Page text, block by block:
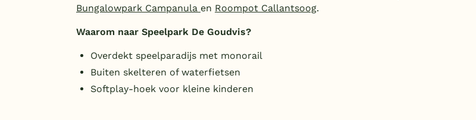
Bungalowpark Campanula en Roompot Callantsoog.
Waarom naar Speelpark De Goudvis?
Overdekt speelparadijs met monorail
Buiten skelteren of waterfietsen
Softplay-hoek voor kleine kinderen